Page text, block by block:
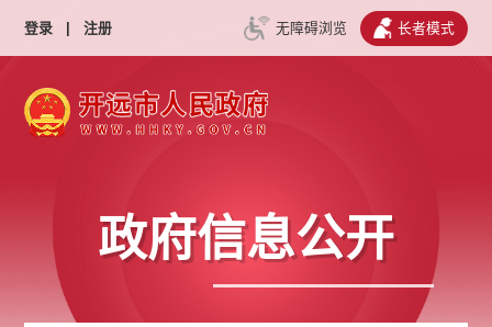
登录 | 注册 无障碍浏览 长者模式
政府信息公开